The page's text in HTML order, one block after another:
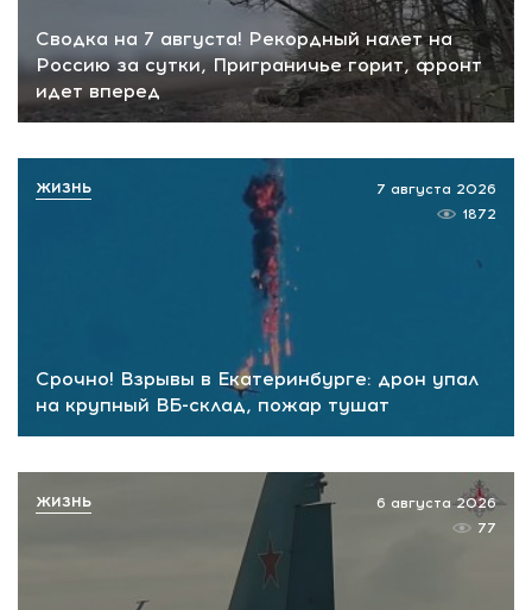
Сводка на 7 августа! Рекордный налет на
Россию за сутки, Приграничье горит, фронт
идет вперед
Срочно! Взрывы в Екатеринбурге: дрон упал
на крупный ВБ-склад, пожар тушат
7 августа 2026
1872
ЖИЗНЬ
6 августа 2026
77
ЖИЗНЬ